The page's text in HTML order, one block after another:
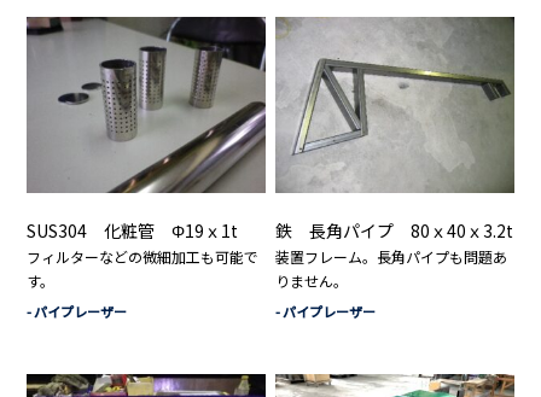
SUS304 化粧管 Φ19ｘ1t
フィルターなどの微細加工も可能で
す。
- パイプレーザー
鉄 長角パイプ 80ｘ40ｘ3.2t
装置フレーム。長角パイプも問題あ
りません。
- パイプレーザー